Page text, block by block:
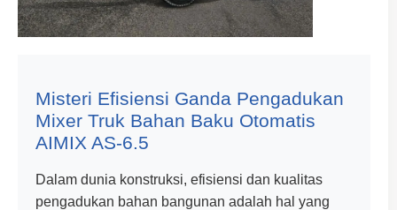
Misteri Efisiensi Ganda Pengadukan
Mixer Truk Bahan Baku Otomatis
AIMIX AS-6.5
Dalam dunia konstruksi, efisiensi dan kualitas
pengadukan bahan bangunan adalah hal yang